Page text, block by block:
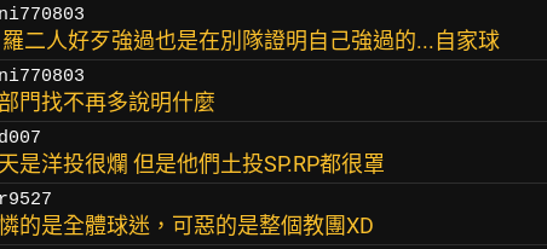
羅二人好歹強過也是在別隊證明自己強過的...自家球
門找不再多說明什麼
是洋投很爛 但是他們土投SP.RP都很罩
的是全體球迷，可惡的是整個教團XD